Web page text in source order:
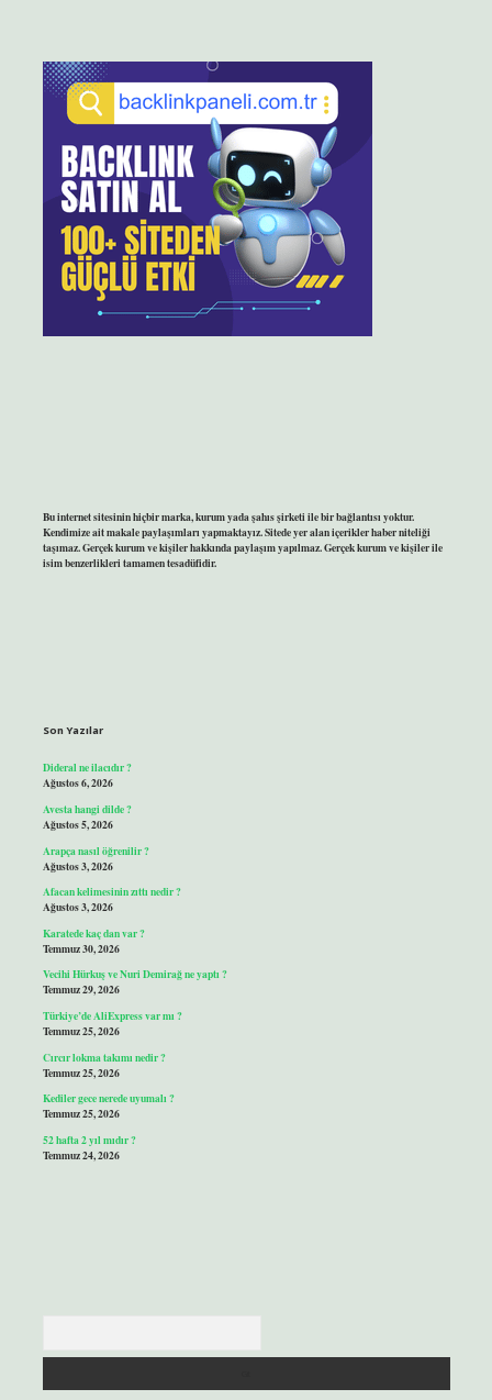
Bu internet sitesinin hiçbir marka, kurum yada şahıs şirketi ile bir bağlantısı yoktur.
Kendimize ait makale paylaşımları yapmaktayız. Sitede yer alan içerikler haber niteliği
taşımaz. Gerçek kurum ve kişiler hakkında paylaşım yapılmaz. Gerçek kurum ve kişiler ile
isim benzerlikleri tamamen tesadüfidir.
Son Yazılar
Dideral ne ilacıdır ?
Ağustos 6, 2026
Avesta hangi dilde ?
Ağustos 5, 2026
Arapça nasıl öğrenilir ?
Ağustos 3, 2026
Afacan kelimesinin zıttı nedir ?
Ağustos 3, 2026
Karatede kaç dan var ?
Temmuz 30, 2026
Vecihi Hürkuş ve Nuri Demirağ ne yaptı ?
Temmuz 29, 2026
Türkiye’de AliExpress var mı ?
Temmuz 25, 2026
Cırcır lokma takımı nedir ?
Temmuz 25, 2026
Kediler gece nerede uyumalı ?
Temmuz 25, 2026
52 hafta 2 yıl mıdır ?
Temmuz 24, 2026